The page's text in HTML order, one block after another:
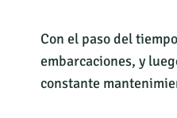
Con el paso del
embarcaciones, y
constante